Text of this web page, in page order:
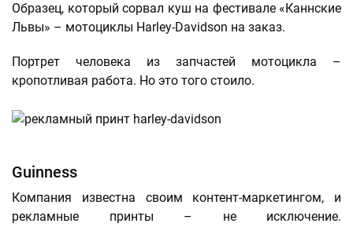
Образец, который сорвал куш на фестивале «Каннские
Львы» – мотоциклы Harley-Davidson на заказ.
Портрет человека из запчастей мотоцикла –
кропотливая работа. Но это того стоило.
Guinness
Компания известна своим контент-маркетингом, и
рекламные принты – не исключение.